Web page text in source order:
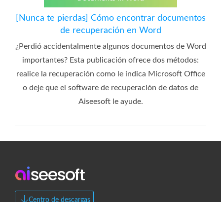
[Nunca te pierdas] Cómo encontrar documentos
de recuperación en Word
¿Perdió accidentalmente algunos documentos de Word
importantes? Esta publicación ofrece dos métodos:
realice la recuperación como le indica Microsoft Office
o deje que el software de recuperación de datos de
Aiseesoft le ayude.
Centro de descargas